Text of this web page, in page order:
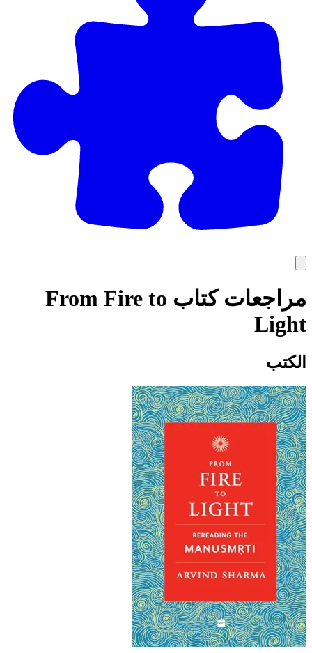
مراجعات كتاب From Fire to
Light
الكتب